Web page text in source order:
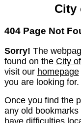
City
404 Page Not
Sorry! The
found on the City
visit our homepage
you are looking for.
Once you find the
any old
have difficulties